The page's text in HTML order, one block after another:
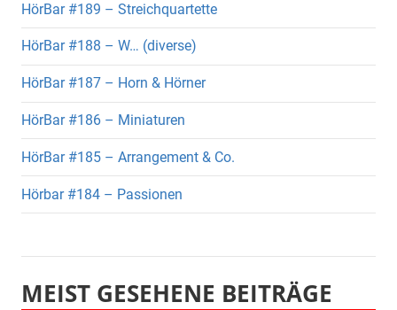
HörBar #189 – Streichquartette
HörBar #188 – W… (diverse)
HörBar #187 – Horn & Hörner
HörBar #186 – Miniaturen
HörBar #185 – Arrangement & Co.
Hörbar #184 – Passionen
MEIST GESEHENE BEITRÄGE